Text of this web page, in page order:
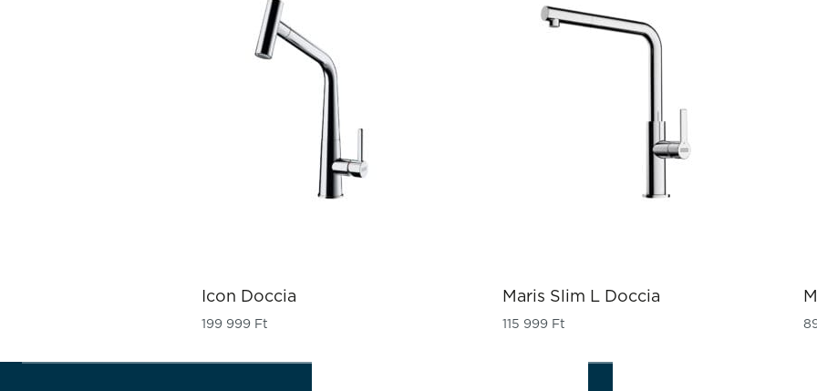
Icon Doccia
199 999 Ft
Maris Slim L Doccia
115 999 Ft